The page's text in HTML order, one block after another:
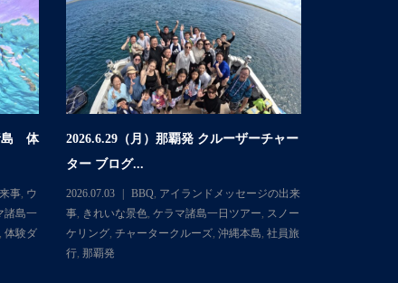
島 体
事, ウ
諸島一
体験ダ
2026.6.29（月）那覇発 クルーザーチャー
ター ブログ...
2026.07.03 BBQ アイランドメッセージの出来
事, きれいな景色, ケラマ諸島一日ツアー
スノー
ケリング, チャータークルーズ, 沖縄本島 社員旅
行, 那覇発